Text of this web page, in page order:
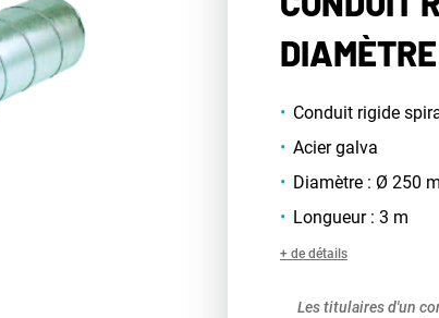
Conduit rigide
Acier galva
Diamètre : Ø 250
Longueur : 3 m
+ de détails
Les titulaires d'un